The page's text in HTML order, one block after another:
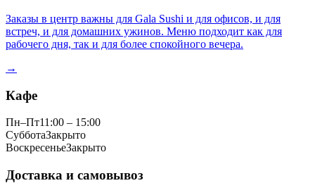
Заказы в центр важны для Gala Sushi и для офисов, и для
встреч, и для домашних ужинов. Меню подходит как для
рабочего дня, так и для более спокойного вечера.
→
Кафе
Пн–Пт11:00 – 15:00
СубботаЗакрыто
ВоскресеньеЗакрыто
Доставка и самовывоз